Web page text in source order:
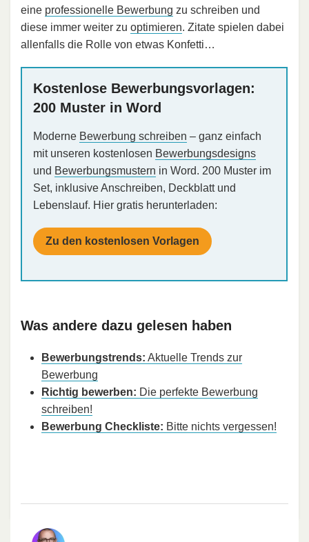
eine professionelle Bewerbung zu schreiben und
diese immer weiter zu optimieren. Zitate spielen dabei
allenfalls die Rolle von etwas Konfetti…
Kostenlose Bewerbungsvorlagen:
200 Muster in Word
Moderne Bewerbung schreiben – ganz einfach
mit unseren kostenlosen Bewerbungsdesigns
und Bewerbungsmustern in Word. 200 Muster im
Set, inklusive Anschreiben, Deckblatt und
Lebenslauf. Hier gratis herunterladen:
Zu den kostenlosen Vorlagen
Was andere dazu gelesen haben
Bewerbungstrends: Aktuelle Trends zur
Bewerbung
Richtig bewerben: Die perfekte Bewerbung
schreiben!
Bewerbung Checkliste: Bitte nichts vergessen!